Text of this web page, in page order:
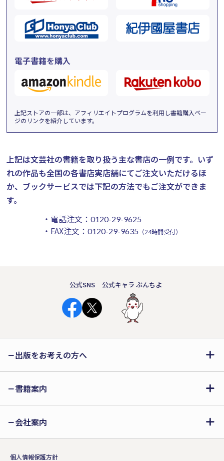
電子書籍を購入
上記ストアの一部は、アフィリエイトプログラムを利用し書籍購入ペー
ジのリンクを紹介しています。
上記は文芸社の書籍を取り扱う主な書店の一例です。 いず
れの作品も全国の各書店実店舗にてご注文いただけるほ
か、ブックサービスでは下記の方法でもご注文ができま
す。
・電話注文： 0120-29-9625
・FAX注文： 0120-29-9635 （24時間受付）
公式SNS 公式キャラ ぶんちよ
出版をお考えの方へ
書籍案内
会社案内
個人情報保護方針